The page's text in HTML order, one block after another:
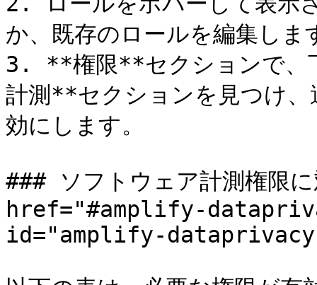
か、既存のロールを編集しま
3. **権限**セクションで、
計測**セクションを見つけ、
効にします。
### ソフトウェア計測権限
href="#amplify-
id="amplify-